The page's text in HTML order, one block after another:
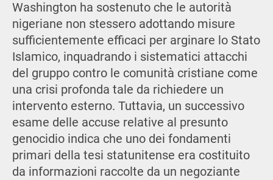
Washington ha sostenuto che le autorità
nigeriane non stessero adottando misure
sufficientemente efficaci per arginare lo Stato
Islamico, inquadrando i sistematici attacchi
del gruppo contro le comunità cristiane come
una crisi profonda tale da richiedere un
intervento esterno. Tuttavia, un successivo
esame delle accuse relative al presunto
genocidio indica che uno dei fondamenti
primari della tesi statunitense era costituito
da informazioni raccolte da un negoziante